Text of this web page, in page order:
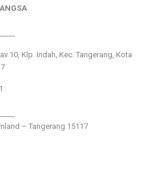
10, Klp. Indah, Kec. Tangerang, Kota
– Tangerang 15117